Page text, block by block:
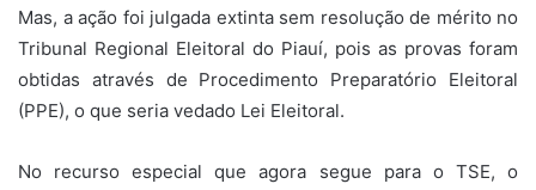
Mas, a ação foi julgada extinta sem resolução de mérito no
Tribunal Regional Eleitoral do Piauí, pois as provas foram
obtidas através de Procedimento Preparatório Eleitoral
(PPE), o que seria vedado Lei Eleitoral.
No recurso especial que agora segue para o TSE, o